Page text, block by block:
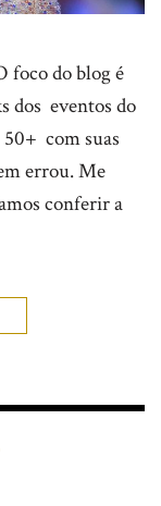
foco do blog é
dos eventos do
com suas
errou. Me
conferir a